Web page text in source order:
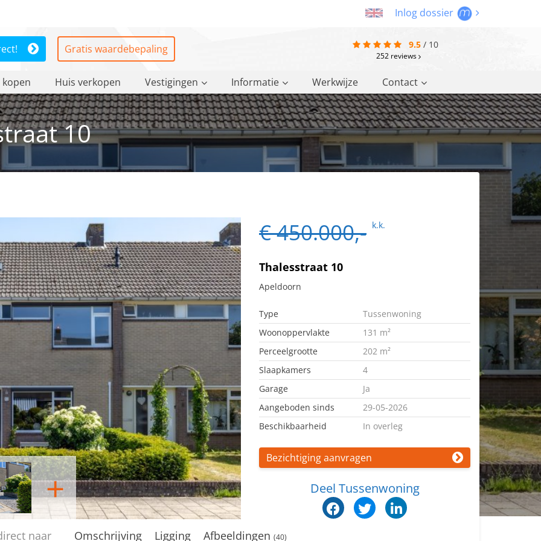
Inlog dossier
Gratis waardebepaling 9.5 / 10
252 reviews
Huis verkopen Vestigingen Informatie Werkwijze Contact
10
+
€ 450.000,- k.k.
Thalesstraat 10
Apeldoorn
Type
Tussenwoning
Woonoppervlakte
131 m²
Perceelgrootte
202 m²
Slaapkamers
4
Garage
Ja
Aangeboden sinds
29-05-2026
Beschikbaarheid
In overleg
Bezichtiging aanvragen
Deel Tussenwoning
naar Omschrijving Ligging Afbeeldingen (40)